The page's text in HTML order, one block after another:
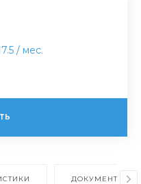
/ мес.
ДОКУМЕНТЫ